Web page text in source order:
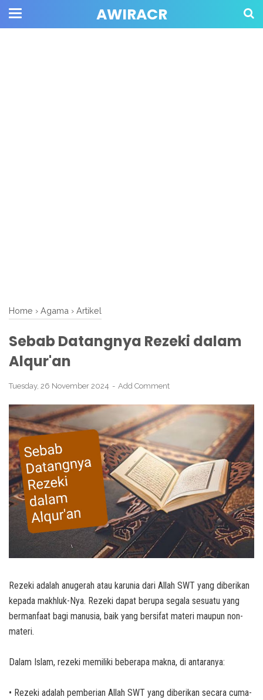
AWIRACR
Home › Agama › Artikel
Sebab Datangnya Rezeki dalam
Alqur'an
Tuesday, 26 November 2024 Add Comment
Rezeki adalah anugerah atau karunia dari Allah SWT yang diberikan
kepada makhluk-Nya. Rezeki dapat berupa segala sesuatu yang
bermanfaat bagi manusia, baik yang bersifat materi maupun non-
materi.
Dalam Islam, rezeki memiliki beberapa makna, di antaranya:
• Rezeki adalah pemberian Allah SWT yang diberikan secara cuma-